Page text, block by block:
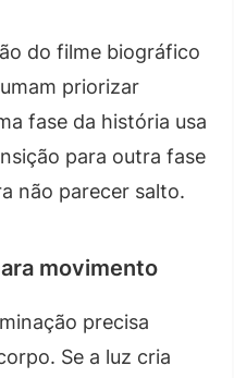
do filme biográfico
priorizar
fase da história usa
para outra fase
não parecer salto.
movimento
precisa
Se a luz cria